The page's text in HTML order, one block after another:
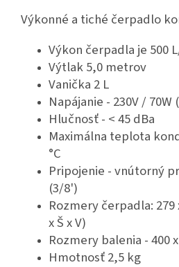
Výkonné a tiché čerpadlo
Výkon čerpadla je 500
Výtlak 5,0 metrov
Vanička 2 L
Napájanie - 230V / 70W
Hlučnosť - < 45 dBa
Maximálna teplota
°C
Pripojenie - vnútorný
(3/8')
Rozmery čerpadla: 279
x Š x V)
Rozmery balenia - 400
Hmotnosť 2,5 kg